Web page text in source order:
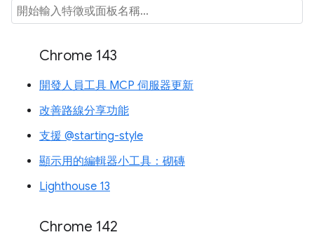
Chrome 143
開發人員工具 MCP 伺服器更新
改善路線分享功能
支援 @starting-style
顯示用的編輯器小工具：砌磚
Lighthouse 13
Chrome 142